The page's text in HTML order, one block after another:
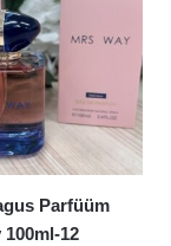
Parfüüm
100ml-12